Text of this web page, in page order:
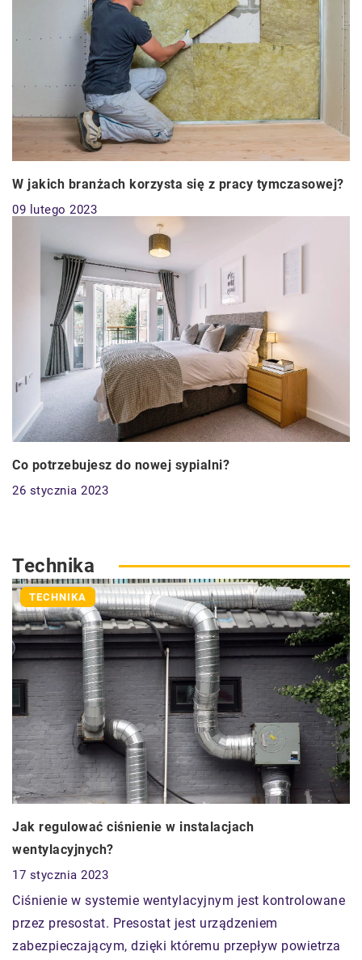
W jakich branżach korzysta się z pracy tymczasowej?
09 lutego 2023
Co potrzebujesz do nowej sypialni?
26 stycznia 2023
Technika
TECHNIKA
Jak regulować ciśnienie w instalacjach
wentylacyjnych?
17 stycznia 2023
Ciśnienie w systemie wentylacyjnym jest kontrolowane
przez presostat. Presostat jest urządzeniem
zabezpieczającym, dzięki któremu przepływ powietrza